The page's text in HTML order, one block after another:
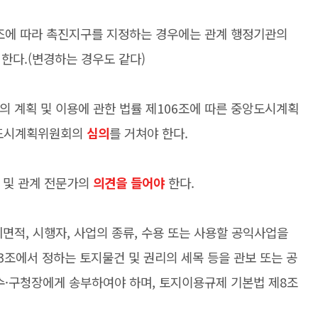
따라 촉진지구를 지정하는 경우에는 관계 행정기관의
다.(변경하는 경우도 같다)
계획 및 이용에 관한 법률 제106조에 따른 중앙도시계획
계획위원회의 심의를 거쳐야 한다.
관계 전문가의 의견을 들어야 한다.
적, 시행자, 사업의 종류, 수용 또는 사용할 공익사업을
에서 정하는 토지물건 및 권리의 세목 등을 관보 또는 공
구청장에게 송부하여야 하며, 토지이용규제 기본법 제8조